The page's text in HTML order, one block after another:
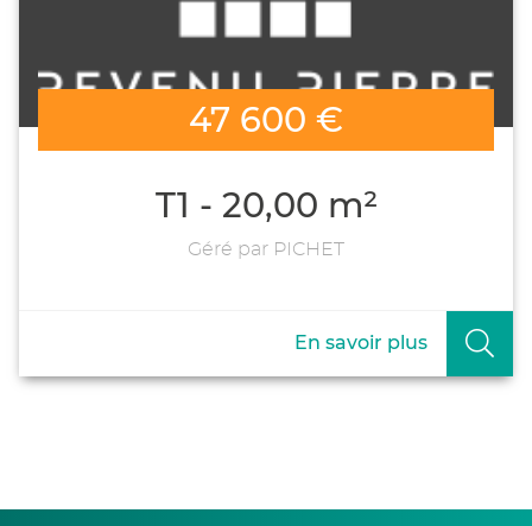
47 600 €
T1 - 20,00 m²
Géré par PICHET
En savoir plus